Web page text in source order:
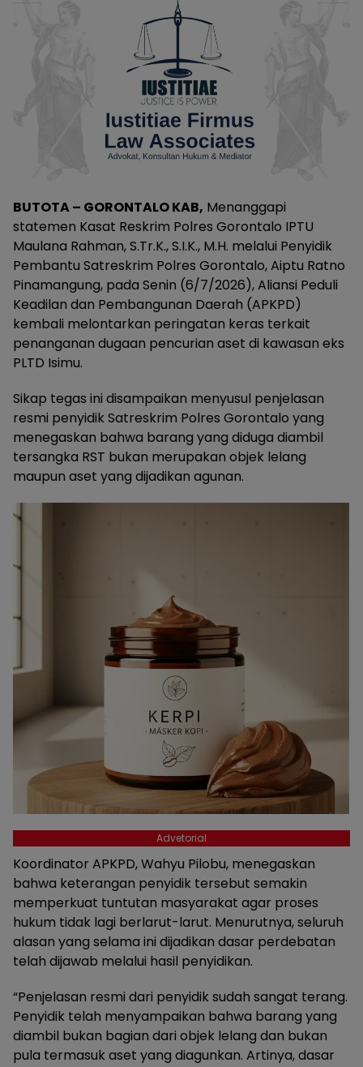
BUTOTA – GORONTALO KAB, Menanggapi
statemen Kasat Reskrim Polres Gorontalo IPTU
Maulana Rahman, S.Tr.K., S.I.K., M.H. melalui Penyidik
Pembantu Satreskrim Polres Gorontalo, Aiptu Ratno
Pinamangung, pada Senin (6/7/2026), Aliansi Peduli
Keadilan dan Pembangunan Daerah (APKPD)
kembali melontarkan peringatan keras terkait
penanganan dugaan pencurian aset di kawasan eks
PLTD Isimu.
Sikap tegas ini disampaikan menyusul penjelasan
resmi penyidik Satreskrim Polres Gorontalo yang
menegaskan bahwa barang yang diduga diambil
tersangka RST bukan merupakan objek lelang
maupun aset yang dijadikan agunan.
Advetorial
Koordinator APKPD, Wahyu Pilobu, menegaskan
bahwa keterangan penyidik tersebut semakin
memperkuat tuntutan masyarakat agar proses
hukum tidak lagi berlarut-larut. Menurutnya, seluruh
alasan yang selama ini dijadikan dasar perdebatan
telah dijawab melalui hasil penyidikan.
“Penjelasan resmi dari penyidik sudah sangat terang.
Penyidik telah menyampaikan bahwa barang yang
diambil bukan bagian dari objek lelang dan bukan
pula termasuk aset yang diagunkan. Artinya, dasar